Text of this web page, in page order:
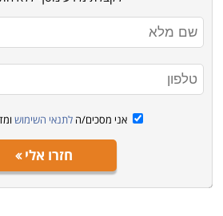
אני מסכים/ה לתנאי השימוש
חזרו אלי